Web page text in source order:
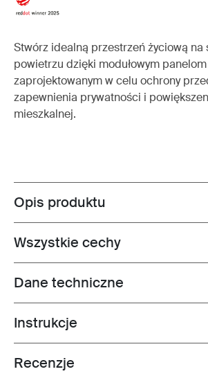
Stwórz idealną przestrzeń życiową na
powietrzu dzięki modułowym
zaprojektowanym w celu ochrony
zapewnienia prywatności i
mieszkalnej.
Toggle overview
Opis produktu
Toggle features
Wszystkie cechy
Toggle techspec
Dane techniczne
Toggle guides and instructions
Instrukcje
Toggle overview
Recenzje